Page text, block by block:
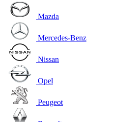
Mazda
Mercedes-Benz
Nissan
Opel
Peugeot